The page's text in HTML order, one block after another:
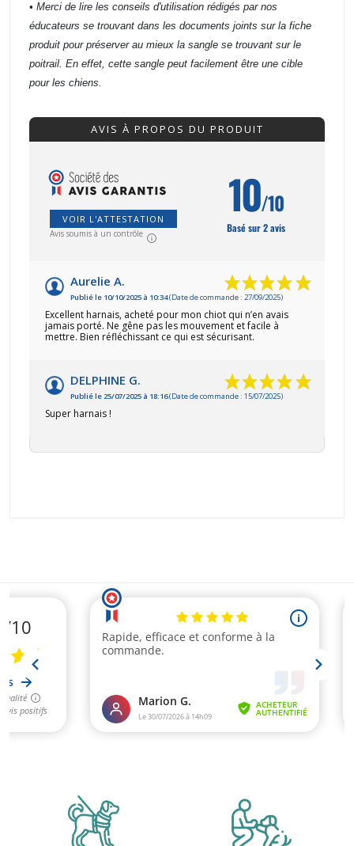
• Merci de lire les conseils d'utilisation rédigés par nos
éducateurs se trouvant dans les documents joints sur la fiche
produit pour préserver au mieux la sangle se trouvant sur le
poitrail. En effet, cette sangle peut facilement être une cible
pour les chiens.
AVIS À PROPOS DU PRODUIT
VOIR L'ATTESTATION
Avis soumis à un contrôle
10/10
Basé sur 2 avis
Aurelie A.
Publié le 10/10/2025 à 10:34(Date de commande : 27/09/2025)
Excellent harnais, acheté pour mon chiot qui n’en avais
jamais porté. Ne gêne pas les mouvement et facile à
mettre. Bien réfléchissant ce qui est sécurisant.
DELPHINE G.
Publié le 25/07/2025 à 18:16(Date de commande : 15/07/2025)
Super harnais !